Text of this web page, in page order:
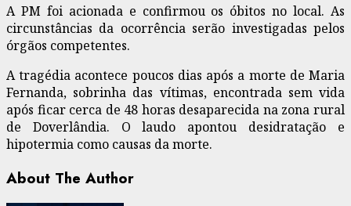
A PM foi acionada e confirmou os óbitos no local. As
circunstâncias da ocorrência serão investigadas pelos
órgãos competentes.
A tragédia acontece poucos dias após a morte de Maria
Fernanda, sobrinha das vítimas, encontrada sem vida
após ficar cerca de 48 horas desaparecida na zona rural
de Doverlândia. O laudo apontou desidratação e
hipotermia como causas da morte.
About The Author